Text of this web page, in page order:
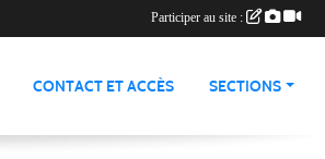
CONTACT ET ACCÈS SECTIONS
Participer au site :